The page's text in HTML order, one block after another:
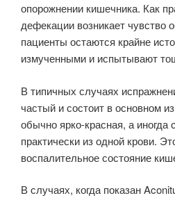
опорожнении кишечника. Как
дефекации воз­никает чувство
пациенты остаются крайне
измученными и испытывают
В типичных случаях
частый и состоит в основном
обычно ярко-красная, а иногда
практически из одной крови.
воспалительное со­стояние
В случаях, когда показан